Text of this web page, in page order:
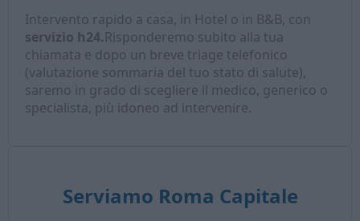
Intervento rapido a casa, in Hotel o in B&B, con
servizio h24.Risponderemo subito alla tua
chiamata e dopo un breve triage telefonico
(valutazione sommaria del tuo stato di salute),
saremo in grado di scegliere il medico, generico o
specialista, più idoneo ad intervenire.
Serviamo Roma Capitale